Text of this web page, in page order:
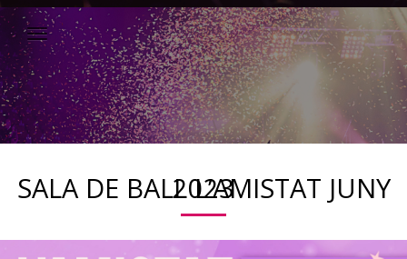
SALA DE BALL L’AMISTAT JUNY 2023